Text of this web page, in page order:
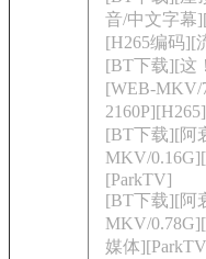
音/中文字幕
[H265编码][
[BT下载][这
[WEB-MKV/
[BT下载][阿
MKV/
[ParkTV]
[BT下载][阿
MKV/
媒体